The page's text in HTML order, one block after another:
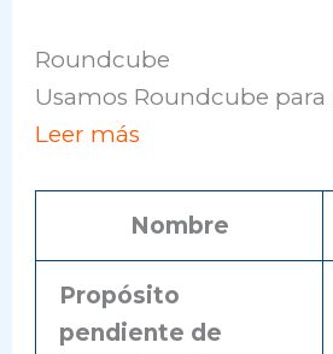
Roundcube
Usamos Roundcube
Leer más
Nombre
Propósito
pendiente de